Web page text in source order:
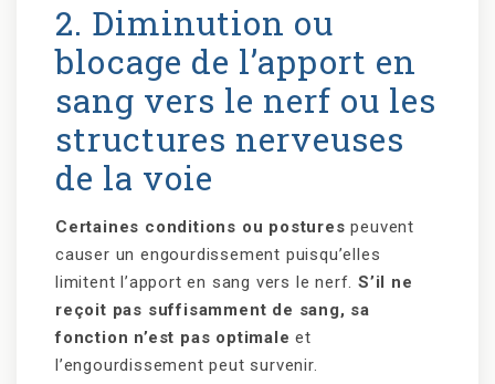
2. Diminution ou
blocage de l’apport en
sang vers le nerf ou les
structures nerveuses
de la voie
Certaines conditions ou postures peuvent
causer un engourdissement puisqu’elles
limitent l’apport en sang vers le nerf.S’il ne
reçoit pas suffisamment de sang, sa
fonction n’est pas optimale et
l’engourdissement peut survenir.